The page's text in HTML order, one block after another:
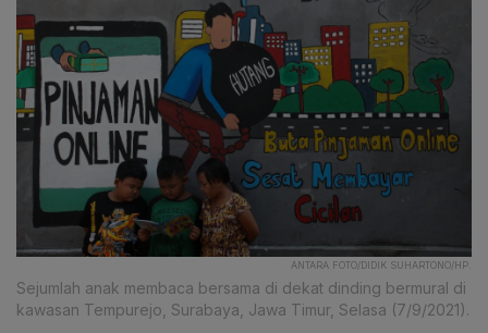
ANTARA FOTO/DIDIK SUHARTONO/HP.
Sejumlah anak membaca bersama di dekat dinding bermural di
kawasan Tempurejo, Surabaya, Jawa Timur, Selasa (7/9/2021).